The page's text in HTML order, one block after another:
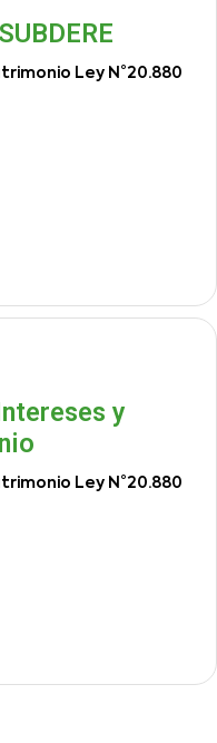
Ley N°20.880
y
Ley N°20.880